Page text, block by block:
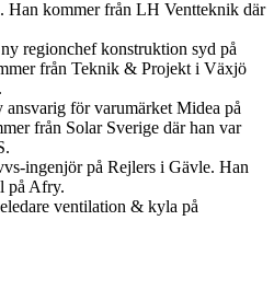
Han kommer från LH Ventteknik där
regionchef konstruktion syd på
från Teknik & Projekt i Växjö
ansvarig för varumärket Midea på
från Solar Sverige där han var
ingenjör på Rejlers i Gävle. Han
på Afry.
ventilation & kyla på